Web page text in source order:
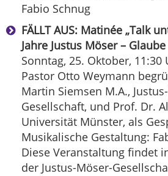
Fabio Schnug
FÄLLT AUS: Matinée „Talk
Jahre Justus Möser –
Sonntag, 25. Oktober, 11:30
Pastor Otto Weymann
Martin Siemsen M.A.,
Gesellschaft, und Prof. Dr.
Universität Münster, als
Musikalische Gestaltung:
Diese Veranstaltung findet
der Justus-Möser-